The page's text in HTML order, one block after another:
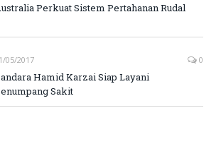
Perkuat Sistem Pertahanan Rudal
05/2017 0
Hamid Karzai Siap Layani
Sakit